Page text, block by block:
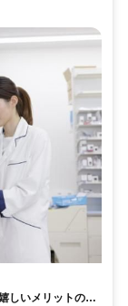
しいメリットの多